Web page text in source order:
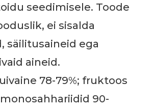
seedimisele. Toode
ei sisalda
säilitusaineid ega
aineid.
78-79%; fruktoos
monosahhariidid 90-